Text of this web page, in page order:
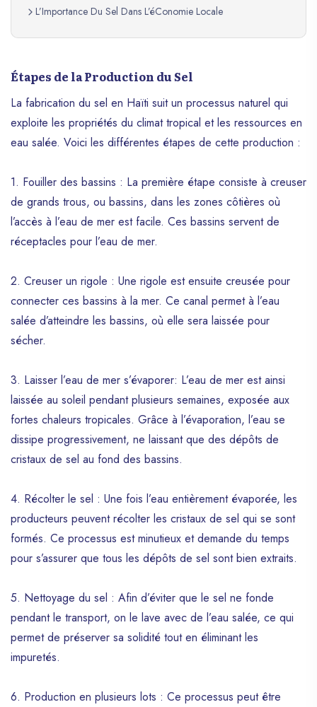
L’Importance Du Sel Dans L’éConomie Locale
Étapes de la Production du Sel
La fabrication du sel en Haïti suit un processus naturel qui
exploite les propriétés du climat tropical et les ressources en
eau salée. Voici les différentes étapes de cette production :
1. Fouiller des bassins : La première étape consiste à creuser
de grands trous, ou bassins, dans les zones côtières où
l’accès à l’eau de mer est facile. Ces bassins servent de
réceptacles pour l’eau de mer.
2. Creuser un rigole : Une rigole est ensuite creusée pour
connecter ces bassins à la mer. Ce canal permet à l’eau
salée d’atteindre les bassins, où elle sera laissée pour
sécher.
3. Laisser l’eau de mer s’évaporer: L’eau de mer est ainsi
laissée au soleil pendant plusieurs semaines, exposée aux
fortes chaleurs tropicales. Grâce à l’évaporation, l’eau se
dissipe progressivement, ne laissant que des dépôts de
cristaux de sel au fond des bassins.
4. Récolter le sel : Une fois l’eau entièrement évaporée, les
producteurs peuvent récolter les cristaux de sel qui se sont
formés. Ce processus est minutieux et demande du temps
pour s’assurer que tous les dépôts de sel sont bien extraits.
5. Nettoyage du sel : Afin d’éviter que le sel ne fonde
pendant le transport, on le lave avec de l’eau salée, ce qui
permet de préserver sa solidité tout en éliminant les
impuretés.
6. Production en plusieurs lots : Ce processus peut être